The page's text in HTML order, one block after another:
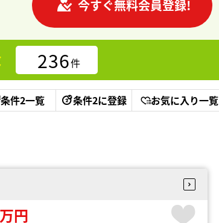
今すぐ無料会員登録!
236件
条件2一覧 条件2に登録 お気に入り一覧
円